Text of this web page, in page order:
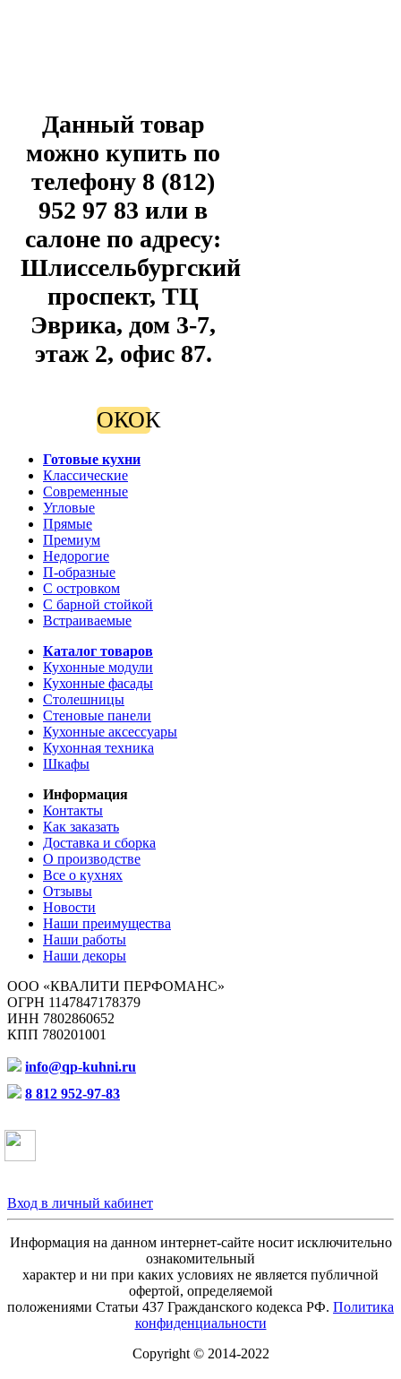
Данный товар
можно купить по
телефону 8 (812)
952 97 83 или в
салоне по адресу:
Шлиссельбургский
проспект, ТЦ
Эврика, дом 3-7,
этаж 2, офис 87.
ОКОК
Готовые кухни
Классические
Современные
Угловые
Прямые
Премиум
Недорогие
П-образные
С островком
С барной стойкой
Встраиваемые
Каталог товаров
Кухонные модули
Кухонные фасады
Столешницы
Стеновые панели
Кухонные аксессуары
Кухонная техника
Шкафы
Информация
Контакты
Как заказать
Доставка и сборка
О производстве
Все о кухнях
Отзывы
Новости
Наши преимущества
Наши работы
Наши декоры
ООО «КВАЛИТИ ПЕРФОМАНС»
ОГРН 1147847178379
ИНН 7802860652
КПП 780201001
info@qp-kuhni.ru
8 812 952-97-83
Вход в личный кабинет
Информация на данном интернет-сайте носит исключительно
ознакомительный
характер и ни при каких условиях не является публичной
офертой, определяемой
положениями Статьи 437 Гражданского кодекса РФ. Политика
конфиденциальности
Copyright © 2014-2022